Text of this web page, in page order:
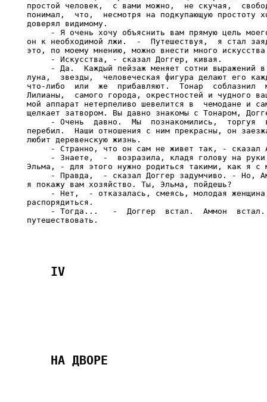
простой человек,  с вами можно,  не скучая,
понимал,  что,  несмотря на подкупающую простоту
доверял видимому.
- Я очень хочу объяснить вам прямую цель
он к необходимой лжи.  -  Путешествуя,  я стал
это, по моему мнению, можно внести много
     - Искусства, - сказал Доггер, кивая.
- Да.  Каждый пейзаж меняет сотни выражений
луна,  звезды,  человеческая фигура делают его
что-либо  или  же  прибавляют.  Тонар  соблазнил
Лилианы,  самого города, окрестностей и чудного
мой аппарат нетерпеливо шевелится в  чемодане и
щелкает затвором. Вы давно знакомы с Тонаром,
- Очень  давно.  Мы  познакомились,  торгуя
перебил.  Наши отношения с ним прекрасны, он
любит деревенскую жизнь.
- Странно, что он сам не живет так, - сказал
- Знаете,  -  возразила, кладя голову на
Эльма, - для этого нужно родиться такими, как я с
- Правда,  - сказал Доггер задумчиво. - Но,
я покажу вам хозяйство. Ты, Эльма, пойдешь?
- Нет,  - отказалась, смеясь, молодая
распорядиться.
- Тогда...   -  Доггер  встал.  Аммон